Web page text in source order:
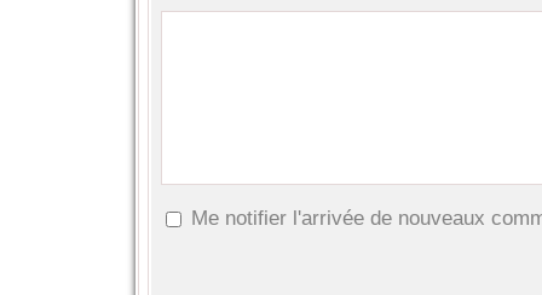
Me notifier l'arrivée de nouveaux